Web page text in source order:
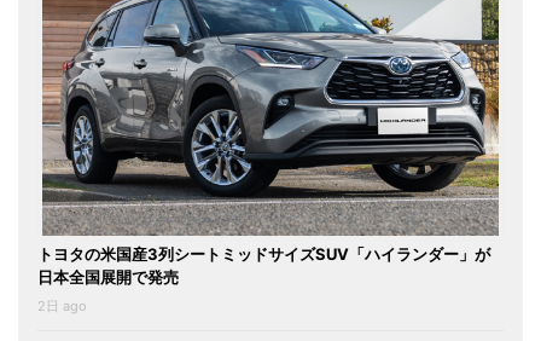
トヨタの米国産3列シートミッドサイズSUV「ハイランダー」が
日本全国展開で発売
2日 ago